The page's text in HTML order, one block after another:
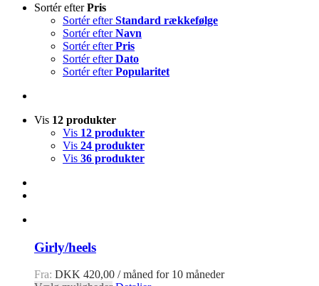
Sortér efterPris
Sortér efterStandard rækkefølge
Sortér efterNavn
Sortér efterPris
Sortér efterDato
Sortér efterPopularitet
Vis 12 produkter
Vis 12 produkter
Vis 24 produkter
Vis 36 produkter
Girly/heels
Fra: DKK 420,00 / måned for 10 måneder